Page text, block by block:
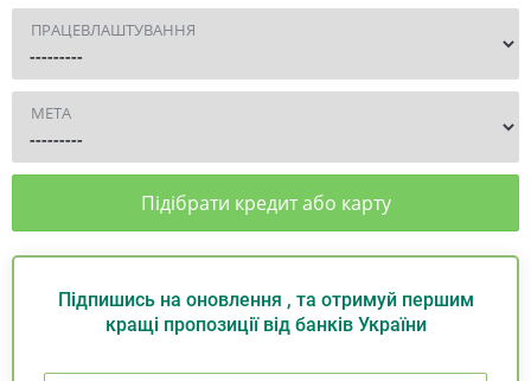
ПРАЦЕВЛАШТУВАННЯ
МЕТА
Підібрати кредит або карту
Підпишись на оновлення , та отримуй першим
кращі пропозиції від банків України